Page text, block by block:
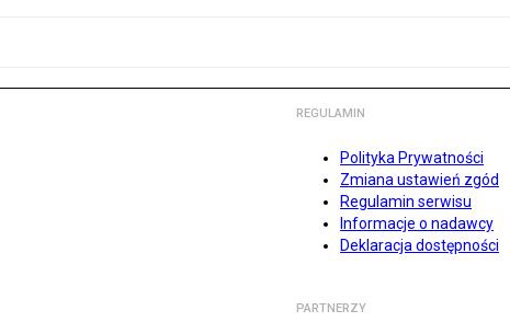
REGULAMIN
Polityka Prywatności
Zmiana ustawień zgód
Regulamin serwisu
Informacje o nadawcy
Deklaracja dostępności
PARTNERZY